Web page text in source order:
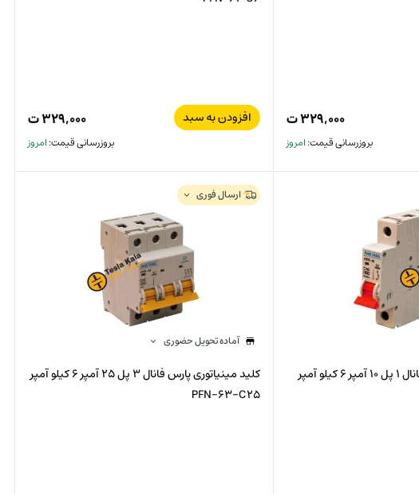
۳۲۹,۰۰۰ت
بروزرسانی قیمت:امروز
افزودن به سبد ۳۲۹,۰۰۰ت
بروزرسانی قیمت:امروز
کلید مینیاتوری پارس فانال 1 پل 10 آمپر 6 کیلو آمپر
ارسال فوری
آماده تحویل حضوری
کلید مینیاتوری پارس فانال 3 پل 25 آمپر 6 کیلو آمپر
PFN-63-C25